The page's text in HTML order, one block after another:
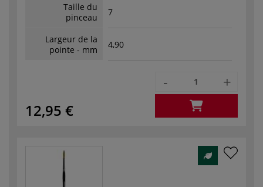
Taille du
pinceau
7
Largeur de la
pointe - mm
4,90
12,95 €
- +